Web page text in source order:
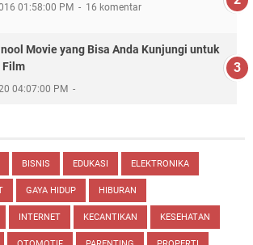
01:58:00 PM 16 komentar
Movie yang Bisa Anda Kunjungi untuk
Film
04:07:00 PM
BISNIS EDUKASI ELEKTRONIKA
GAYA HIDUP HIBURAN
INTERNET KECANTIKAN KESEHATAN